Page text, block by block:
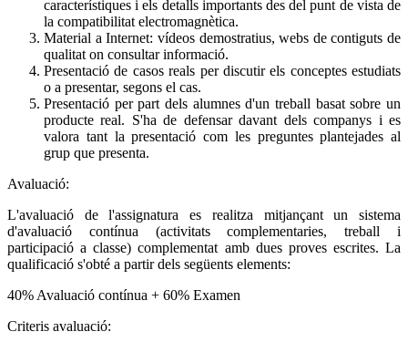
característiques i els detalls importants des del punt de vista de
la compatibilitat electromagnètica.
Material a Internet: vídeos demostratius, webs de contiguts de
qualitat on consultar informació.
Presentació de casos reals per discutir els conceptes estudiats
o a presentar, segons el cas.
Presentació per part dels alumnes d'un treball basat sobre un
producte real. S'ha de defensar davant dels companys i es
valora tant la presentació com les preguntes plantejades al
grup que presenta.
Avaluació:
L'avaluació de l'assignatura es realitza mitjançant un sistema
d'avaluació contínua (activitats complementaries, treball i
participació a classe) complementat amb dues proves escrites. La
qualificació s'obté a partir dels següents elements:
40% Avaluació contínua + 60% Examen
Criteris avaluació: